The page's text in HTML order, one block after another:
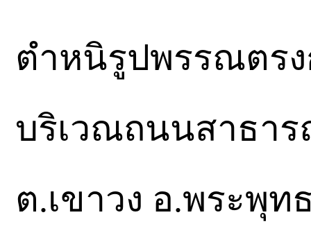
ตำหนิรูปพรรณตรง
บริเวณถนนสาธา
ต.เขาวง อ.พระพุท